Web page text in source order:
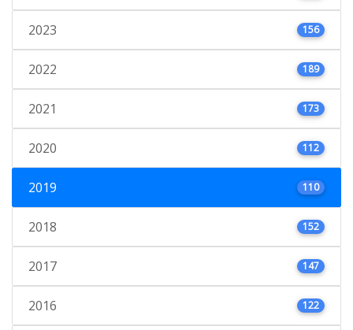
2023 156
2022 189
2021 173
2020 112
2019 110
2018 152
2017 147
2016 122